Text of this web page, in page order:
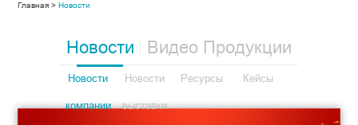
Главная > Новости
Новости
Новости
компании
Новости
выставки
Ресурсы Кейсы
Видео Продукции